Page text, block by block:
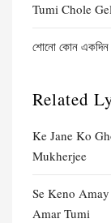
Tumi Chole
শোনো কোন
Related
Ke Jane Ko
Mukherjee
Se Keno Amay
Amar Tumi